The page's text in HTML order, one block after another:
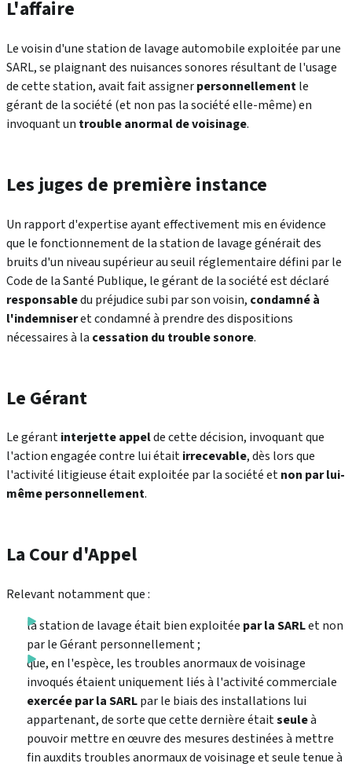
L'affaire
Le voisin d'une station de lavage automobile exploitée par une
SARL, se plaignant des nuisances sonores résultant de l'usage
de cette station, avait fait assignerpersonnellementle
gérant de la société (et non pas la société elle-même) en
invoquant un trouble anormal de voisinage.
Les juges de première instance
Un rapport d'expertise ayant effectivement mis en évidence
que le fonctionnement de la station de lavage générait des
bruits d'un niveau supérieur au seuil réglementaire défini par le
Code de la Santé Publique, le gérant de la société est déclaré
responsabledu préjudice subi par son voisin, condamné à
l'indemniseret condamné à prendre des dispositions
nécessaires à la cessation du trouble sonore.
Le Gérant
Le gérantinterjette appelde cette décision, invoquant que
l'action engagée contre lui étaitirrecevable, dès lors que
l'activité litigieuse était exploitée par la société etnon par lui-
même personnellement.
La Cour d'Appel
Relevant notamment que :
la station de lavage était bien exploitée par la SARLet non
par le Gérant personnellement ;
que, en l'espèce, les troubles anormaux de voisinage
invoqués étaient uniquement liés à l'activité commerciale
exercée par la SARLpar le biais des installations lui
appartenant, de sorte que cette dernière étaitseuleà
pouvoir mettre en œuvre des mesures destinées à mettre
fin auxdits troubles anormaux de voisinage et seule tenue à